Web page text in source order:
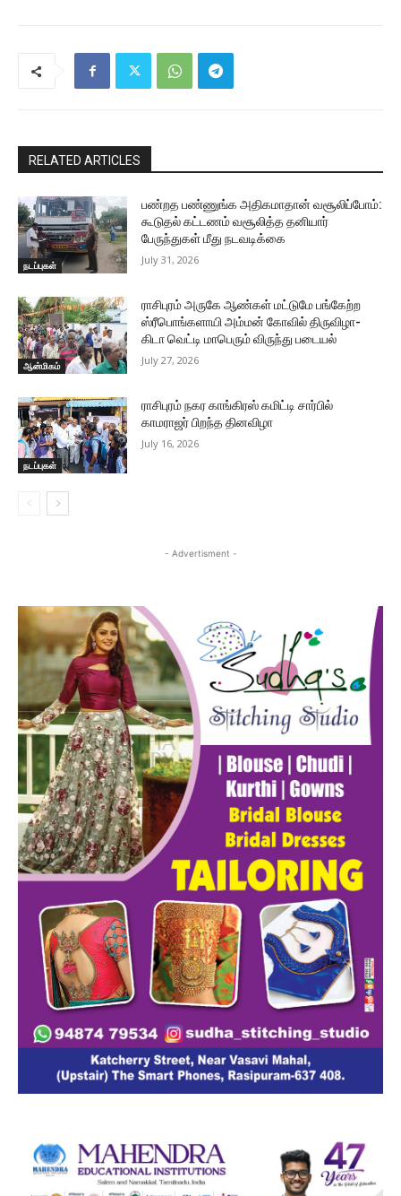
RELATED ARTICLES
நடப்புகள்
பண்றத பண்ணுங்க அதிகமாதான் வசூலிப்போம்:
கூடுதல் கட்டணம் வசூலித்த தனியார்
பேருந்துகள் மீது நடவடிக்கை
July 31, 2026
ஆன்மிகம்
ராசிபுரம் அருகே ஆண்கள் மட்டுமே பங்கேற்ற
ஸ்ரீபொங்களாயி அம்மன் கோவில் திருவிழா-
கிடா வெட்டி மாபெரும் விருந்து படையல்
July 27, 2026
நடப்புகள்
ராசிபுரம் நகர காங்கிரஸ் கமிட்டி சார்பில்
காமராஜர் பிறந்த தினவிழா
July 16, 2026
- Advertisment -